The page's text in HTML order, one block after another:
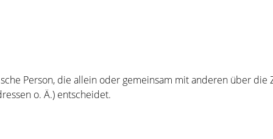
Person, die allein oder gemeinsam mit anderen über
o. Ä.) entscheidet.